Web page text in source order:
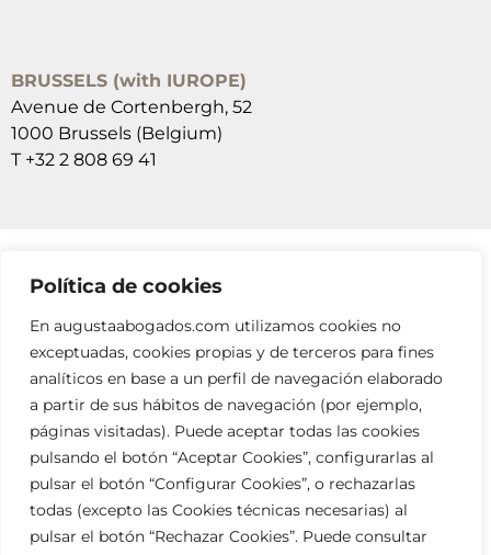
Política de cookies
En augustaabogados.com utilizamos cookies no
exceptuadas, cookies propias y de terceros para fines
analíticos en base a un perfil de navegación elaborado
a partir de sus hábitos de navegación (por ejemplo,
páginas visitadas). Puede aceptar todas las cookies
pulsando el botón “Aceptar Cookies”, configurarlas al
pulsar el botón “Configurar Cookies”, o rechazarlas
todas (excepto las Cookies técnicas necesarias) al
pulsar el botón “Rechazar Cookies”. Puede consultar
BRUSSELS (with IUROPE)
Avenue de Cortenbergh, 52
1000 Brussels (Belgium)
T +32 2 808 69 41
SUSCRÍBETE A NUESTRAS NEWSLETTERS
RELLENA EL FORMULARIO
info@augustaabogados.com